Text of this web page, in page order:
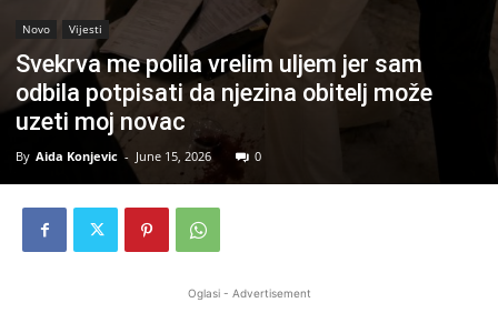
Novo Vijesti
Svekrva me polila vrelim uljem jer sam
odbila potpisati da njezina obitelj može
uzeti moj novac
By Aida Konjevic - June 15, 2026 0
Oglasi - Advertisement